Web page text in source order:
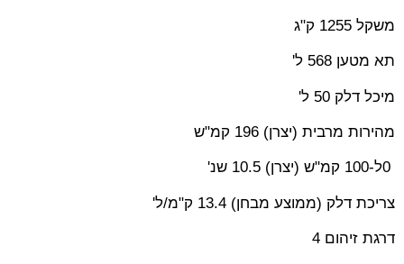
משקל 1255 ק"ג
תא מטען 568 ל '
מיכל דלק 50 ל '
מהירות מרבית (יצרן) 196 קמ"ש
0ל-100 קמ"ש (יצרן) 10.5 שנ '
צריכת דלק (ממוצע מבחן) 13.4 ק"מ/ל '
דרגת זיהום 4